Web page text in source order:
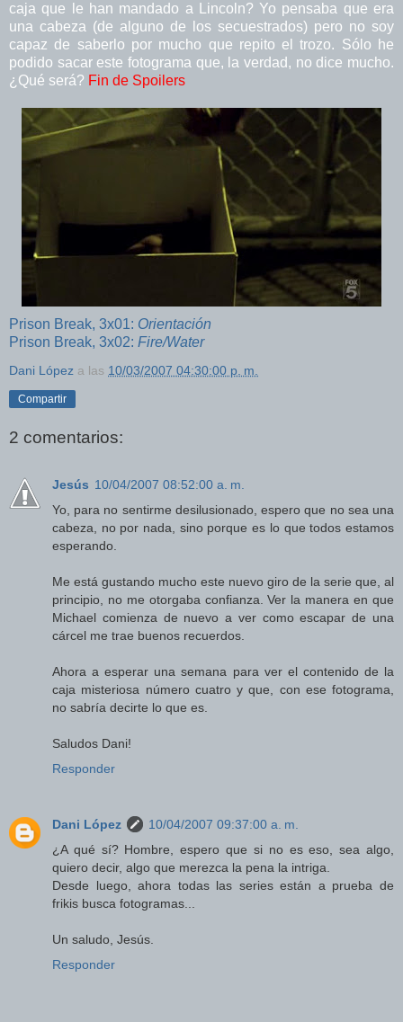
caja que le han mandado a Lincoln? Yo pensaba que era
una cabeza (de alguno de los secuestrados) pero no soy
capaz de saberlo por mucho que repito el trozo. Sólo he
podido sacar este fotograma que, la verdad, no dice mucho.
¿Qué será? Fin de Spoilers
Prison Break, 3x01: Orientación
Prison Break, 3x02: Fire/Water
Dani López a las 10/03/2007 04:30:00 p. m.
Compartir
2 comentarios:
Jesús 10/04/2007 08:52:00 a. m.
Yo, para no sentirme desilusionado, espero que no sea una
cabeza, no por nada, sino porque es lo que todos estamos
esperando.
Me está gustando mucho este nuevo giro de la serie que, al
principio, no me otorgaba confianza. Ver la manera en que
Michael comienza de nuevo a ver como escapar de una
cárcel me trae buenos recuerdos.
Ahora a esperar una semana para ver el contenido de la
caja misteriosa número cuatro y que, con ese fotograma,
no sabría decirte lo que es.
Saludos Dani!
Responder
Dani López
10/04/2007 09:37:00 a. m.
¿A qué sí? Hombre, espero que si no es eso, sea algo,
quiero decir, algo que merezca la pena la intriga.
Desde luego, ahora todas las series están a prueba de
frikis busca fotogramas...
Un saludo, Jesús.
Responder